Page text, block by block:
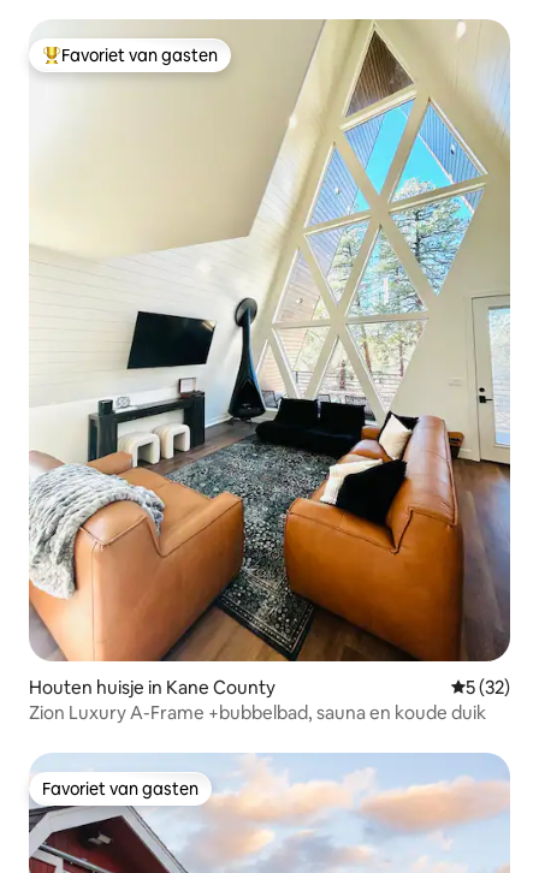
Topfavoriet van gasten
Favoriet van gasten
Houten huisje in Kane County
5 (32)
Zion Luxury A-Frame +bubbelbad, sauna en koude duik
Favoriet van gasten
Favoriet van gasten